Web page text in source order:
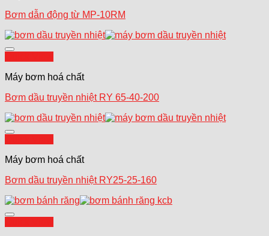
Bơm dẫn động từ MP-10RM
Máy bơm hoá chất
Bơm dầu truyền nhiệt RY 65-40-200
Máy bơm hoá chất
Bơm dầu truyền nhiệt RY25-25-160